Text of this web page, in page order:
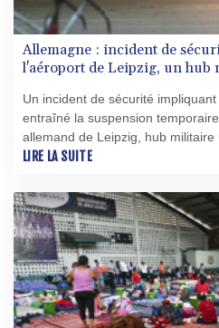
Allemagne : incident de
l'aéroport de Leipzig, un hub
Un incident de sécurité
entraîné la suspension
allemand de Leipzig, hub
l'Ukraine, près duquel un avion a
LIRE LA SUITE